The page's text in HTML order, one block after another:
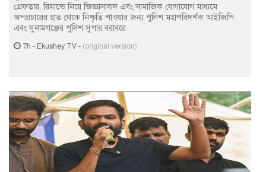
গ্রেফতার, রিমান্ডে নিয়ে জিজ্ঞাসাবাদ এবং সামাজিক যোগাযোগ মাধ্যমে
অপপ্রচারের হাত থেকে নিষ্কৃতি পাওয়ার জন্য পুলিশ মহাপরিদর্শক আইজিপি
এবং সুনামগঞ্জের পুলিশ সুপার বরাবরে
7h - Ekushey TV - (original version)